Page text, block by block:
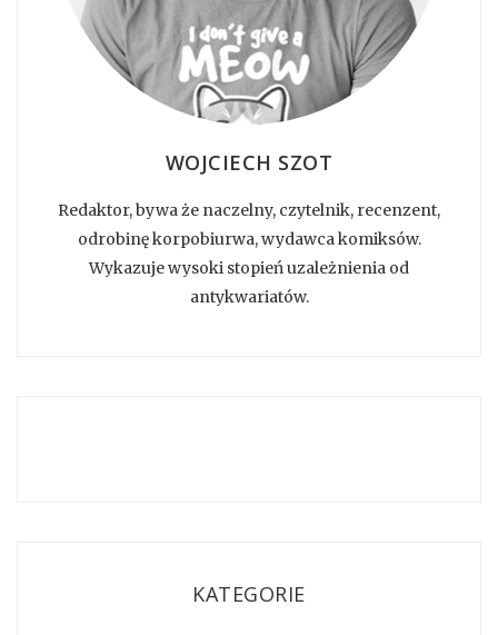
WOJCIECH SZOT
Redaktor, bywa że naczelny, czytelnik, recenzent,
odrobinę korpobiurwa, wydawca komiksów.
Wykazuje wysoki stopień uzależnienia od
antykwariatów.
KATEGORIE